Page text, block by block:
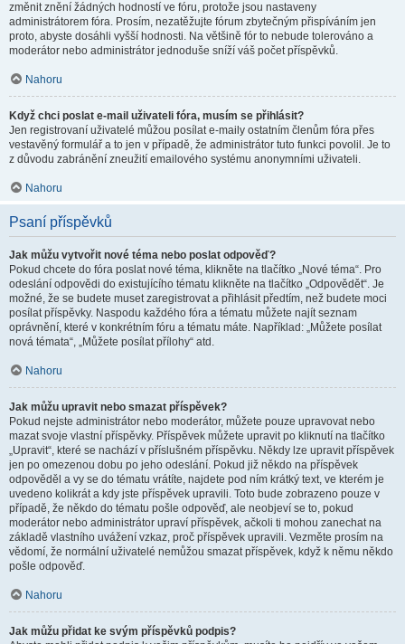
změnit znění žádných hodností ve fóru, protože jsou nastaveny
administrátorem fóra. Prosím, nezatěžujte fórum zbytečným přispíváním jen
proto, abyste dosáhli vyšší hodnosti. Na většině fór to nebude tolerováno a
moderátor nebo administrátor jednoduše sníží váš počet příspěvků.
Nahoru
Když chci poslat e-mail uživateli fóra, musím se přihlásit?
Jen registrovaní uživatelé můžou posílat e-maily ostatním členům fóra přes
vestavěný formulář a to jen v případě, že administrátor tuto funkci povolil. Je to
z důvodu zabránění zneužití emailového systému anonymními uživateli.
Nahoru
Psaní příspěvků
Jak můžu vytvořit nové téma nebo poslat odpověď?
Pokud chcete do fóra poslat nové téma, klikněte na tlačítko „Nové téma“. Pro
odeslání odpovědi do existujícího tématu klikněte na tlačítko „Odpovědět“. Je
možné, že se budete muset zaregistrovat a přihlásit předtím, než budete moci
posílat příspěvky. Naspodu každého fóra a tématu můžete najít seznam
oprávnění, které v konkrétním fóru a tématu máte. Například: „Můžete posílat
nová témata“, „Můžete posílat přílohy“ atd.
Nahoru
Jak můžu upravit nebo smazat příspěvek?
Pokud nejste administrátor nebo moderátor, můžete pouze upravovat nebo
mazat svoje vlastní příspěvky. Příspěvek můžete upravit po kliknutí na tlačítko
„Upravit“, které se nachází v příslušném příspěvku. Někdy lze upravit příspěvek
jen po omezenou dobu po jeho odeslání. Pokud již někdo na příspěvek
odpověděl a vy se do tématu vrátíte, najdete pod ním krátký text, ve kterém je
uvedeno kolikrát a kdy jste příspěvek upravili. Toto bude zobrazeno pouze v
případě, že někdo do tématu pošle odpověď, ale neobjeví se to, pokud
moderátor nebo administrátor upraví příspěvek, ačkoli ti mohou zanechat na
základě vlastního uvážení vzkaz, proč příspěvek upravili. Vezměte prosím na
vědomí, že normální uživatelé nemůžou smazat příspěvek, když k němu někdo
pošle odpověď.
Nahoru
Jak můžu přidat ke svým příspěvků podpis?